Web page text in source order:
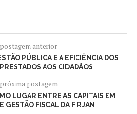
postagem anterior
PÚBLICA E A EFICIÊNCIA DOS
AOS CIDADÃOS
próxima postagem
LUGAR ENTRE AS CAPITAIS EM
GESTÃO FISCAL DA FIRJAN